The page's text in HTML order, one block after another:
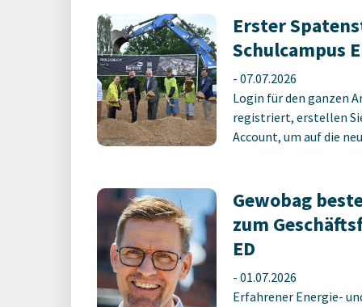
Erster
Schulcampus
- 07.07.2026
Login für den ganzen
registriert, erstellen
Account, um auf die
Gewobag
zum
ED
- 01.07.2026
Erfahrener Energie-